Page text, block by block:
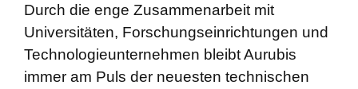
Durch die enge Zusammenarbeit mit
Universitäten, Forschungseinrichtungen und
Technologieunternehmen bleibt Aurubis
immer am Puls der neuesten technischen